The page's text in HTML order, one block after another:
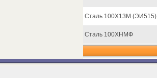
Сталь 100Х13М (ЭИ515)
Сталь 100ХНМФ